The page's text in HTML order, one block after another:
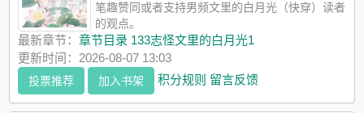
笔趣赞同或者支持男频文里的白月光（快穿）读者
的观点。
最新章节：章节目录 133志怪文里的白月光1
更新时间：2026-08-07 13:03
投票推荐 加入书架 积分规则 留言反馈